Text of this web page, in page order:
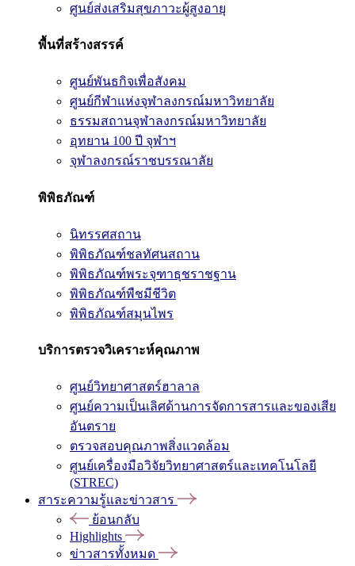
ศูนย์ส่งเสริมสุขภาวะผู้สูงอายุ
พื้นที่สร้างสรรค์
ศูนย์พันธกิจเพื่อสังคม
ศูนย์กีฬาแห่งจุฬาลงกรณ์มหาวิทยาลัย
ธรรมสถานจุฬาลงกรณ์มหาวิทยาลัย
อุทยาน 100 ปี จุฬาฯ
จุฬาลงกรณ์ราชบรรณาลัย
พิพิธภัณฑ์
นิทรรศสถาน
พิพิธภัณฑ์ชลทัศนสถาน
พิพิธภัณฑ์พระจุฑาธุชราชฐาน
พิพิธภัณฑ์พืชมีชีวิต
พิพิธภัณฑ์สมุนไพร
บริการตรวจวิเคราะห์คุณภาพ
ศูนย์วิทยาศาสตร์ฮาลาล
ศูนย์ความเป็นเลิศด้านการจัดการสารและของเสีย
อันตราย
ตรวจสอบคุณภาพสิ่งแวดล้อม
ศูนย์เครื่องมือวิจัยวิทยาศาสตร์และเทคโนโลยี
(STREC)
สาระความรู้และข่าวสาร
ย้อนกลับ
Highlights
ข่าวสารทั้งหมด